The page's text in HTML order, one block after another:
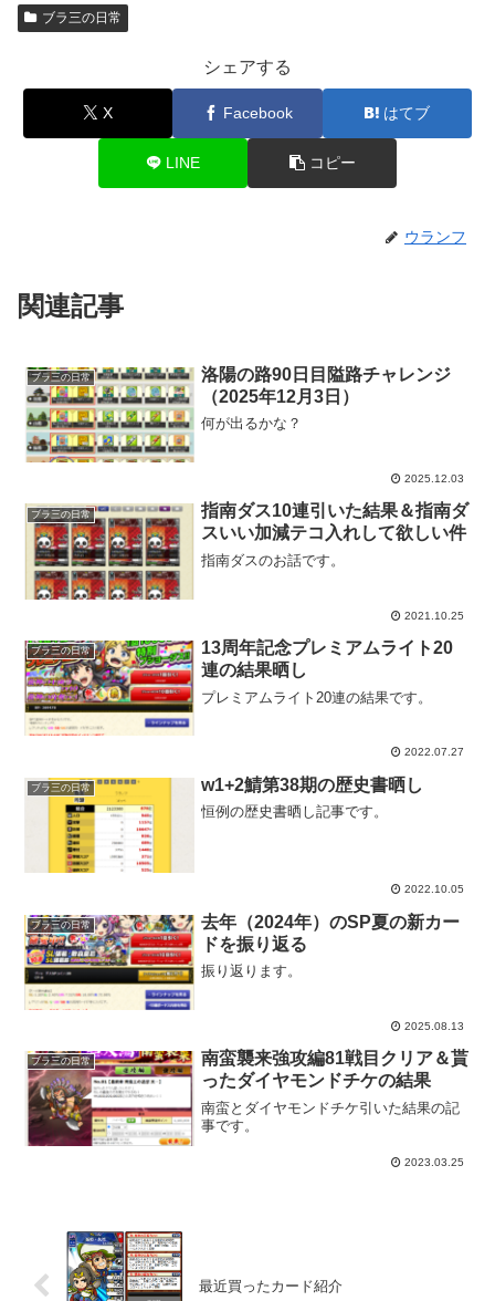
ブラ三の日常
シェアする
X Facebook はてブ
LINE コピー
ウランフ
関連記事
ブラ三の日常
洛陽の路90日目隘路チャレンジ
（2025年12月3日）
何が出るかな？
2025.12.03
ブラ三の日常
指南ダス10連引いた結果＆指南ダ
スいい加減テコ入れして欲しい件
指南ダスのお話です。
2021.10.25
ブラ三の日常
13周年記念プレミアムライト20
連の結果晒し
プレミアムライト20連の結果です。
2022.07.27
ブラ三の日常 w1+2鯖第38期の歴史書晒し
恒例の歴史書晒し記事です。
2022.10.05
ブラ三の日常
去年（2024年）のSP夏の新カー
ドを振り返る
振り返ります。
2025.08.13
ブラ三の日常
南蛮襲来強攻編81戦目クリア＆貰
ったダイヤモンドチケの結果
南蛮とダイヤモンドチケ引いた結果の記
事です。
2023.03.25
最近買ったカード紹介